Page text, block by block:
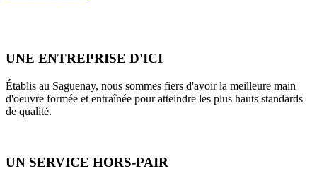
UNE ENTREPRISE D'ICI
Établis au Saguenay, nous sommes fiers d'avoir la meilleure main
d'oeuvre formée et entraînée pour atteindre les plus hauts standards
de qualité.
UN SERVICE HORS-PAIR